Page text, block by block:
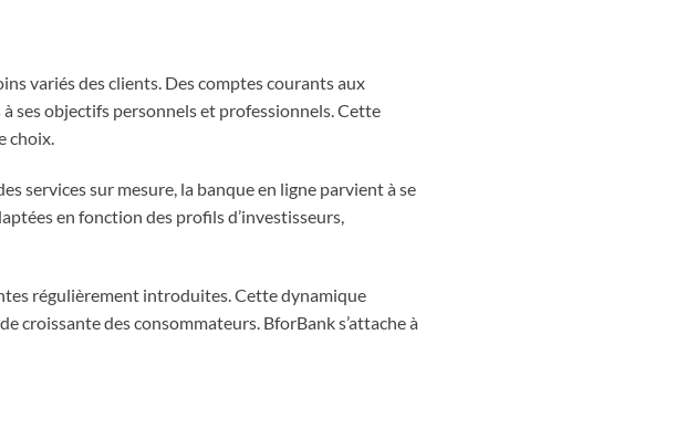
variés des clients. Des comptes courants aux
ses objectifs personnels et professionnels. Cette
choix.
services sur mesure, la banque en ligne parvient à se
en fonction des profils d’investisseurs,
régulièrement introduites. Cette dynamique
croissante des consommateurs. BforBank s’attache à